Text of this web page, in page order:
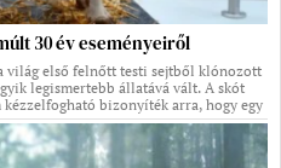
30 év eseményeiről
világ első felnőtt testi sejtből klónozott
legismertebb állatává vált. A skót
bizonyíték arra, hogy egy